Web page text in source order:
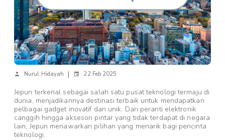
Nurul Hidayah | 22 Feb 2025
Jepun terkenal sebagai salah satu pusat teknologi termaju di
dunia, menjadikannya destinasi terbaik untuk mendapatkan
pelbagai gadget inovatif dan unik. Dari peranti elektronik
canggih hingga aksesori pintar yang tidak terdapat di negara
lain, Jepun menawarkan pilihan yang menarik bagi pencinta
teknologi.